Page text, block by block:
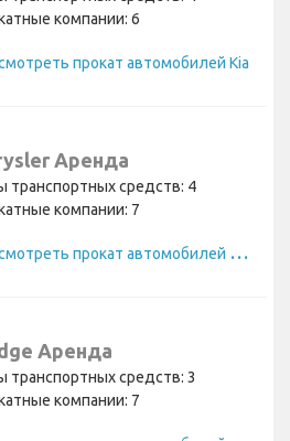
компании: 6
прокат автомобилей Kia
Аренда
транспортных средств: 4
компании: 7
П
росмотреть прокат автомобилей Chrysler
Аренда
транспортных средств: 3
компании: 7